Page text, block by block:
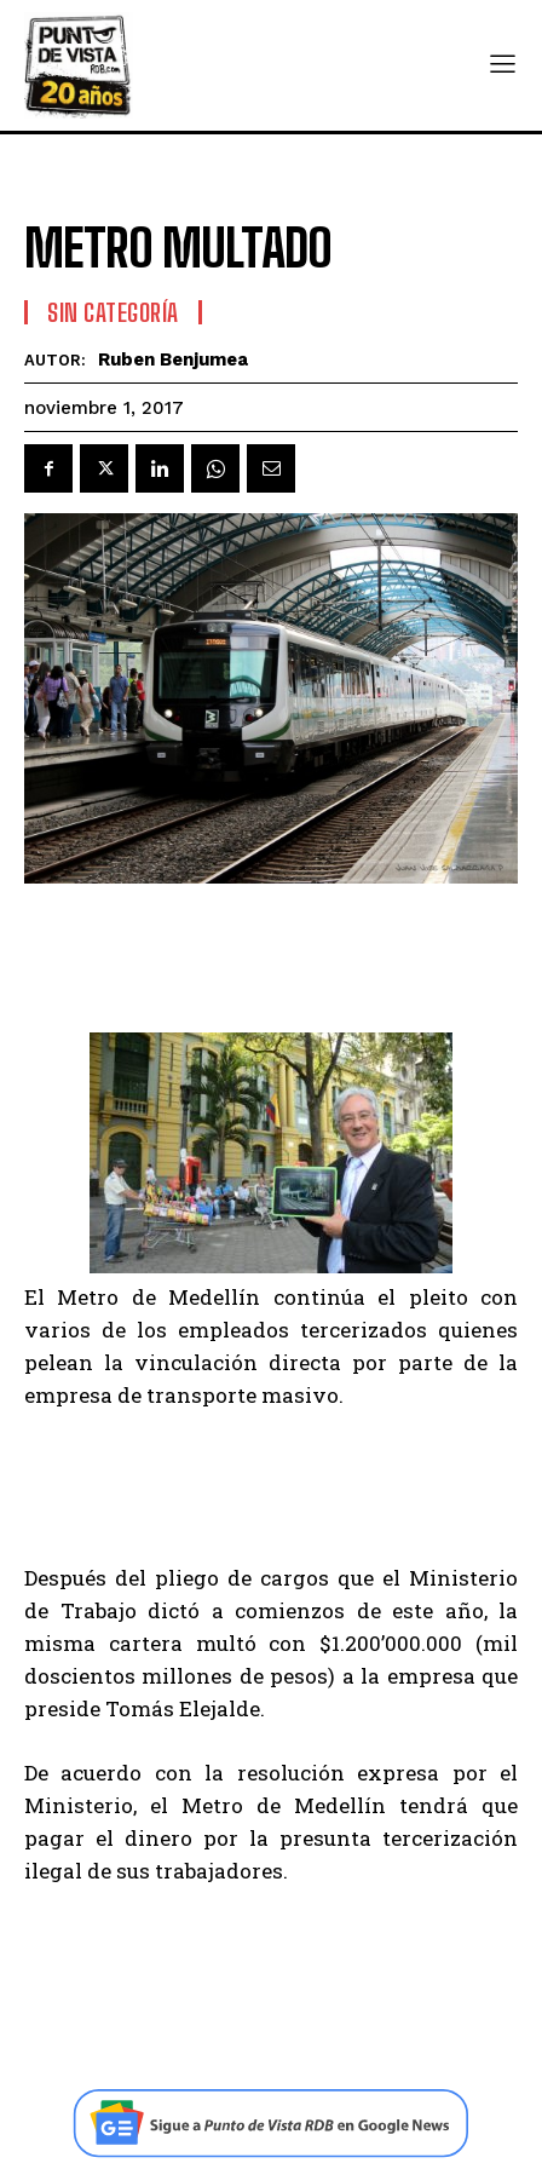
METRO MULTADO
SIN CATEGORÍA
AUTOR: Ruben Benjumea
noviembre 1, 2017
El Metro de Medellín continúa el pleito con
varios de los empleados tercerizados quienes
pelean la vinculación directa por parte de la
empresa de transporte masivo.
Después del pliego de cargos que el Ministerio
de Trabajo dictó a comienzos de este año, la
misma cartera multó con $1.200’000.000 (mil
doscientos millones de pesos) a la empresa que
preside Tomás Elejalde.
De acuerdo con la resolución expresa por el
Ministerio, el Metro de Medellín tendrá que
pagar el dinero por la presunta tercerización
ilegal de sus trabajadores.